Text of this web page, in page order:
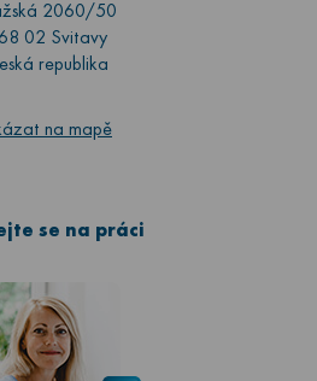
2060/50
02 Svitavy
republika
na mapě
se na práci